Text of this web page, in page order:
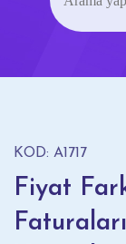
KOD: A1717
Fiyat